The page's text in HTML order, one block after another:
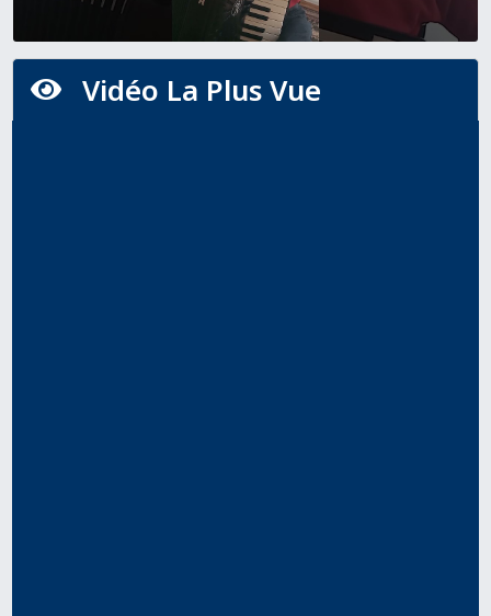
 Vidéo La Plus Vue